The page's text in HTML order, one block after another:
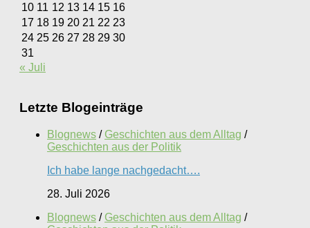
10 11 12 13 14 15 16
17 18 19 20 21 22 23
24 25 26 27 28 29 30
31
« Juli
Letzte Blogeinträge
Blognews / Geschichten aus dem Alltag /
Geschichten aus der Politik
Ich habe lange nachgedacht….
28. Juli 2026
Blognews / Geschichten aus dem Alltag /